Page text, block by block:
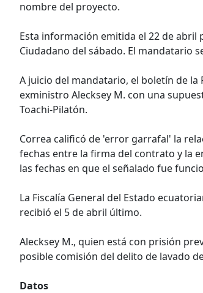
nombre del proyecto.
Esta información emitida el 22 de abril
Ciudadano del sábado. El mandatario
A juicio del mandatario, el boletín de la
exministro Alecksey M. con una
Toachi-Pilatón.
Correa calificó de 'error garrafal' la
fechas entre la firma del contrato y la
las fechas en que el señalado fue
La Fiscalía General del Estado
recibió el 5 de abril último.
Alecksey M., quien está con prisión
posible comisión del delito de lavado
Datos